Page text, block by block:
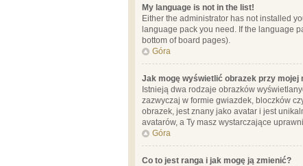
My language is not in the list!
Either the administrator has not installed
language pack you need. If the language
bottom of board pages).
Góra
Jak mogę wyświetlić obrazek przy mojej
Istnieją dwa rodzaje obrazków
zazwyczaj w formie gwiazdek, bloczków
obrazek, jest znany jako avatar i jest
avatarów, a Ty masz wystarczające
Góra
Co to jest ranga i jak mogę ją zmienić?